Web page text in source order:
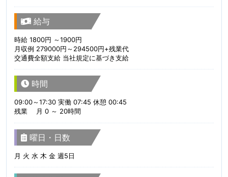
給与
時給 1800円 ～1900円
月収例 279000円～294500円+残業代
交通費全額支給 当社規定に基づき支給
時間
09:00～17:30 実働 07:45 休憩 00:45
残業 月 0 ～ 20時間
曜日・日数
月 火 水 木 金 週5日